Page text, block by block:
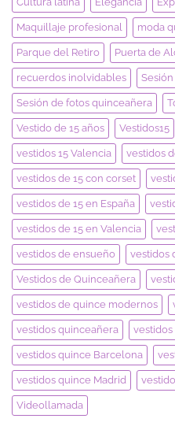
Maquillaje profesional moda
Parque del Retiro Puerta de
recuerdos inolvidables
Sesión de fotos quinceañera
Vestido de 15 años Vestidos15
vestidos 15 Valencia vestidos
vestidos de 15 con corset
vestidos de 15 en España
vestidos de 15 en Valencia
vestidos de ensueño vestidos
Vestidos de Quinceañera
vestidos de quince modernos
vestidos quinceañera vestidos
vestidos quince Barcelona
vestidos quince Madrid
Videollamada